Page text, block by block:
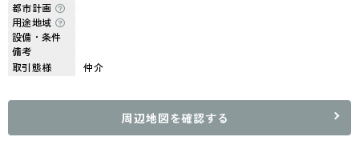
都市計画
用途地域
設備・条件
備考
取引態様
仲介
周辺地図を確認する